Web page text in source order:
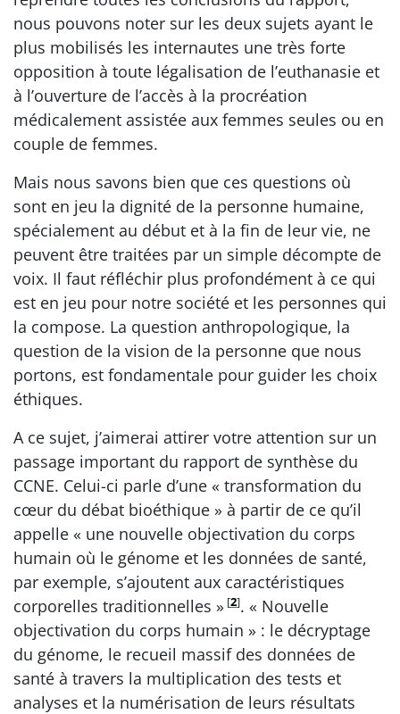
nous pouvons noter sur les deux sujets ayant le
plus mobilisés les internautes une très forte
opposition à toute légalisation de l’euthanasie et
à l’ouverture de l’accès à la procréation
médicalement assistée aux femmes seules ou en
couple de femmes.
Mais nous savons bien que ces questions où
sont en jeu la dignité de la personne humaine,
spécialement au début et à la fin de leur vie, ne
peuvent être traitées par un simple décompte de
voix. Il faut réfléchir plus profondément à ce qui
est en jeu pour notre société et les personnes qui
la compose. La question anthropologique, la
question de la vision de la personne que nous
portons, est fondamentale pour guider les choix
éthiques.
A ce sujet, j’aimerai attirer votre attention sur un
passage important du rapport de synthèse du
CCNE. Celui-ci parle d’une « transformation du
cœur du débat bioéthique » à partir de ce qu’il
appelle « une nouvelle objectivation du corps
humain où le génome et les données de santé,
par exemple, s’ajoutent aux caractéristiques
corporelles traditionnelles » [2]. « Nouvelle
objectivation du corps humain » : le décryptage
du génome, le recueil massif des données de
santé à travers la multiplication des tests et
analyses et la numérisation de leurs résultats